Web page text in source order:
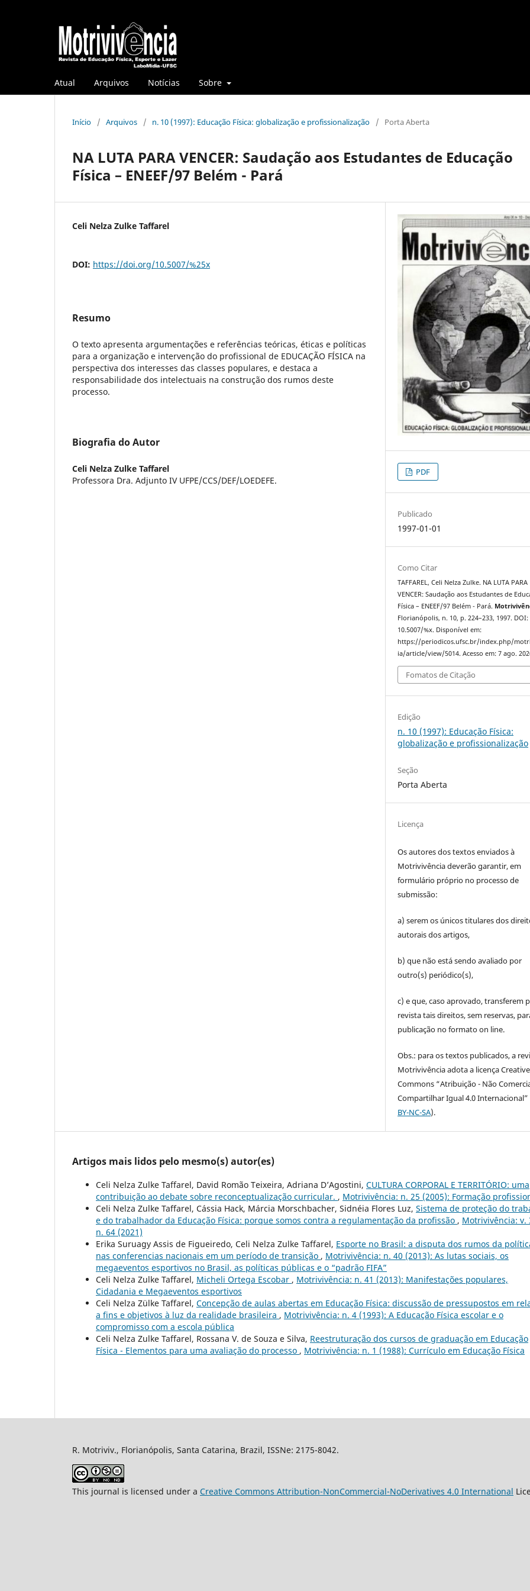
Atual Arquivos Notícias Sobre
Início / Arquivos / n. 10 (1997): Educação Física: globalização e profissionalização / Porta Aberta
NA LUTA PARA VENCER: Saudação aos Estudantes de Educação
Física – ENEEF/97 Belém - Pará
Celi Nelza Zulke Taffarel
DOI: https://doi.org/10.5007/%25x
Resumo
O texto apresenta argumentações e referências teóricas, éticas e políticas
para a organização e intervenção do profissional de EDUCAÇÃO FÍSICA na
perspectiva dos interesses das classes populares, e destaca a
responsabilidade dos intelectuais na construção dos rumos deste
processo.
Biografia do Autor
Celi Nelza Zulke Taffarel
Professora Dra. Adjunto IV UFPE/CCS/DEF/LOEDEFE.
PDF
Publicado
1997-01-01
Como Citar
TAFFAREL, Celi Nelza Zulke. NA LUTA PARA
VENCER: Saudação aos Estudantes de
Física – ENEEF/97 Belém - Pará.
Florianópolis, n. 10, p. 224–233, 1997. DOI:
10.5007/%x. Disponível em:
https://periodicos.ufsc.br/index.php/
ia/article/view/5014. Acesso em: 7 ago.
Fomatos de Citação
Edição
n. 10 (1997): Educação Física:
globalização e profissionalização
Seção
Porta Aberta
Licença
Os autores dos textos enviados à
Motrivivência deverão garantir, em
formulário próprio no processo de
submissão:
a) serem os únicos titulares dos
autorais dos artigos,
b) que não está sendo avaliado por
outro(s) periódico(s),
c) e que, caso aprovado, transferem
revista tais direitos, sem reservas,
publicação no formato on line.
Obs.: para os textos publicados, a
Motrivivência adota a licença Creative
Commons “Atribuição - Não
Compartilhar Igual 4.0 Internacional”
BY-NC-SA).
Artigos mais lidos pelo mesmo(s) autor(es)
Celi Nelza Zulke Taffarel, David Romão Teixeira, Adriana D’Agostini, CULTURA CORPORAL E TERRITÓRIO: uma
contribuição ao debate sobre reconceptualização curricular. , Motrivivência: n. 25 (2005): Formação
Celi Nelza Zulke Taffarel, Cássia Hack, Márcia Morschbacher, Sidnéia Flores Luz, Sistema de proteção do
e do trabalhador da Educação Física: porque somos contra a regulamentação da profissão , Motrivivência: v.
n. 64 (2021)
Erika Suruagy Assis de Figueiredo, Celi Nelza Zulke Taffarel, Esporte no Brasil: a disputa dos rumos da
nas conferencias nacionais em um período de transição , Motrivivência: n. 40 (2013): As lutas sociais, os
megaeventos esportivos no Brasil, as políticas públicas e o “padrão FIFA”
Celi Nelza Zulke Taffarel, Micheli Ortega Escobar , Motrivivência: n. 41 (2013): Manifestações populares,
Cidadania e Megaeventos esportivos
Celi Nelza Zülke Taffarel, Concepção de aulas abertas em Educação Física: discussão de pressupostos em
a fins e objetivos à luz da realidade brasileira , Motrivivência: n. 4 (1993): A Educação Física escolar e o
compromisso com a escola pública
Celi Nelza Zulke Taffarel, Rossana V. de Souza e Silva, Reestruturação dos cursos de graduação em Educação
Física - Elementos para uma avaliação do processo , Motrivivência: n. 1 (1988): Currículo em Educação Física
R. Motriviv., Florianópolis, Santa Catarina, Brazil, ISSNe: 2175-8042.
This journal is licensed under a Creative Commons Attribution-NonCommercial-NoDerivatives 4.0 International